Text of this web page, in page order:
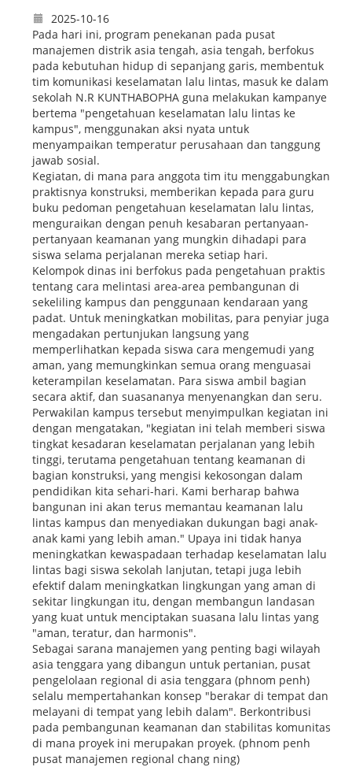
2025-10-16
Pada hari ini, program penekanan pada pusat
manajemen distrik asia tengah, asia tengah, berfokus
pada kebutuhan hidup di sepanjang garis, membentuk
tim komunikasi keselamatan lalu lintas, masuk ke dalam
sekolah N.R KUNTHABOPHA guna melakukan kampanye
bertema "pengetahuan keselamatan lalu lintas ke
kampus", menggunakan aksi nyata untuk
menyampaikan temperatur perusahaan dan tanggung
jawab sosial.
Kegiatan, di mana para anggota tim itu menggabungkan
praktisnya konstruksi, memberikan kepada para guru
buku pedoman pengetahuan keselamatan lalu lintas,
menguraikan dengan penuh kesabaran pertanyaan-
pertanyaan keamanan yang mungkin dihadapi para
siswa selama perjalanan mereka setiap hari.
Kelompok dinas ini berfokus pada pengetahuan praktis
tentang cara melintasi area-area pembangunan di
sekeliling kampus dan penggunaan kendaraan yang
padat. Untuk meningkatkan mobilitas, para penyiar juga
mengadakan pertunjukan langsung yang
memperlihatkan kepada siswa cara mengemudi yang
aman, yang memungkinkan semua orang menguasai
keterampilan keselamatan. Para siswa ambil bagian
secara aktif, dan suasananya menyenangkan dan seru.
Perwakilan kampus tersebut menyimpulkan kegiatan ini
dengan mengatakan, "kegiatan ini telah memberi siswa
tingkat kesadaran keselamatan perjalanan yang lebih
tinggi, terutama pengetahuan tentang keamanan di
bagian konstruksi, yang mengisi kekosongan dalam
pendidikan kita sehari-hari. Kami berharap bahwa
bangunan ini akan terus memantau keamanan lalu
lintas kampus dan menyediakan dukungan bagi anak-
anak kami yang lebih aman." Upaya ini tidak hanya
meningkatkan kewaspadaan terhadap keselamatan lalu
lintas bagi siswa sekolah lanjutan, tetapi juga lebih
efektif dalam meningkatkan lingkungan yang aman di
sekitar lingkungan itu, dengan membangun landasan
yang kuat untuk menciptakan suasana lalu lintas yang
"aman, teratur, dan harmonis".
Sebagai sarana manajemen yang penting bagi wilayah
asia tenggara yang dibangun untuk pertanian, pusat
pengelolaan regional di asia tenggara (phnom penh)
selalu mempertahankan konsep "berakar di tempat dan
melayani di tempat yang lebih dalam". Berkontribusi
pada pembangunan keamanan dan stabilitas komunitas
di mana proyek ini merupakan proyek. (phnom penh
pusat manajemen regional chang ning)